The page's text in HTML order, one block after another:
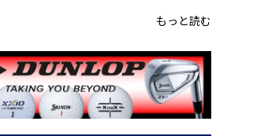
もっと読む